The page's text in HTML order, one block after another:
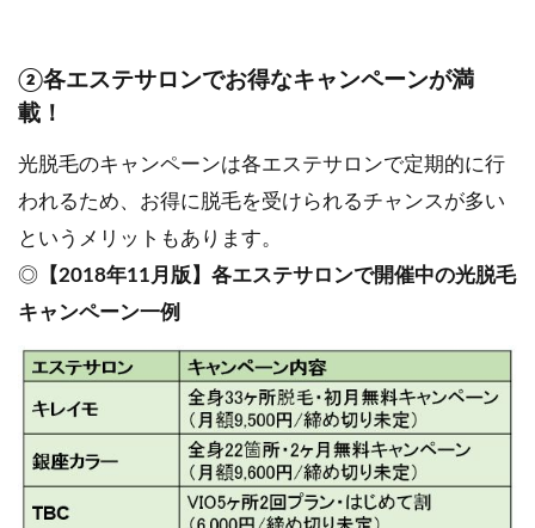
②各エステサロンでお得なキャンペーンが満
載！
光脱毛のキャンペーンは各エステサロンで定期的に行
われるため、お得に脱毛を受けられるチャンスが多い
というメリットもあります。
◎ 【2018年11月版】各エステサロンで開催中の光脱毛
キャンペーン一例